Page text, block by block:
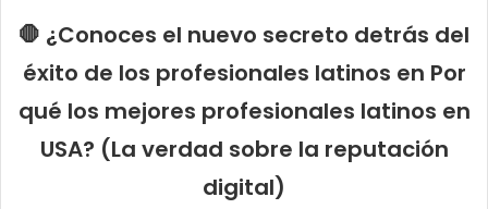
🛑 ¿Conoces el nuevo secreto detrás del
éxito de los profesionales latinos en Por
qué los mejores profesionales latinos en
USA? (La verdad sobre la reputación
digital)